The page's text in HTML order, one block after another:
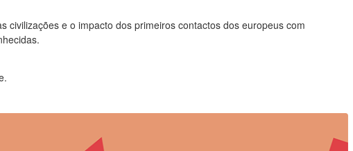
civilizações e o impacto dos primeiros contactos dos europeus com